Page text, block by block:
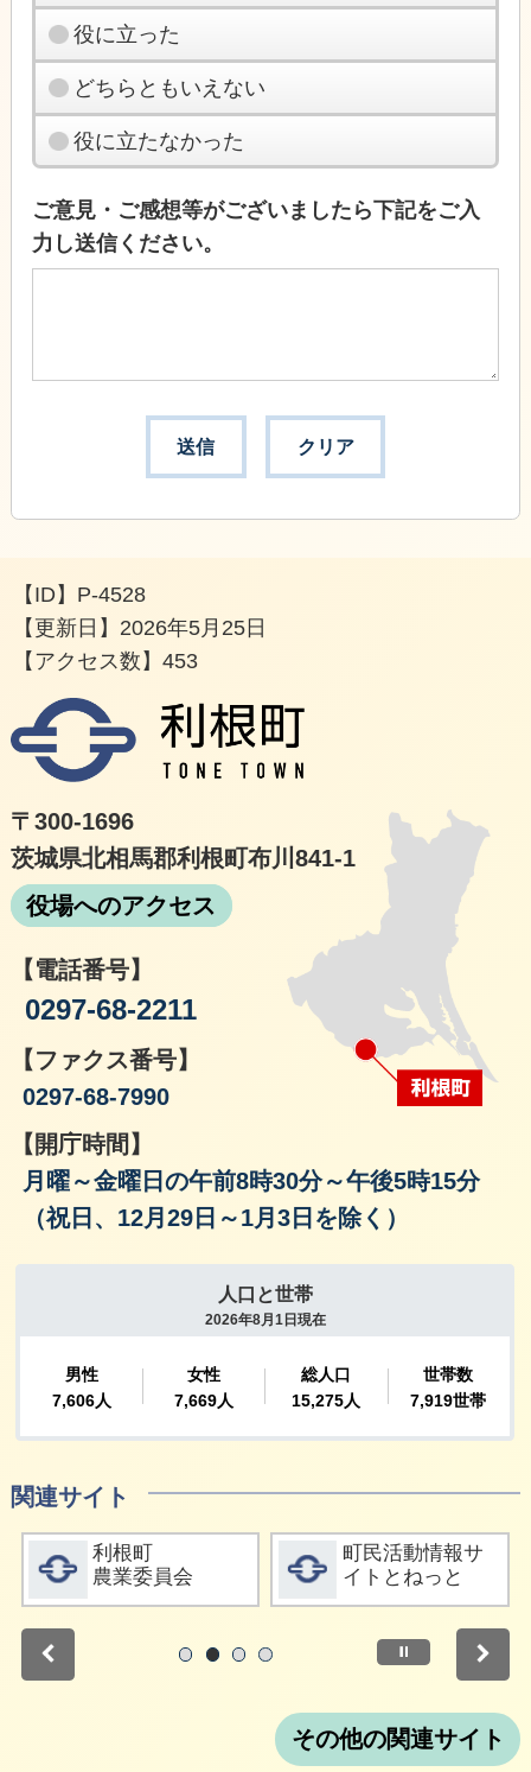
役に立った
どちらともいえない
役に立たなかった
ご意見・ご感想等がございましたら下記をご入
力し送信ください。
【ID】 P-4528
【更新日】 2026年5月25日
【アクセス数】453
〒300-1696
茨城県北相馬郡利根町布川841-1
役場へのアクセス
【電話番号】
0297-68-2211
【ファクス番号】
0297-68-7990
【開庁時間】
月曜～金曜日の午前8時30分～午後5時15分
（祝日、12月29日～1月3日を除く）
関連サイト
詳細をみる
利根町
農業委員会
詳細をみる
町民活動情報サ
イトとねっと
停止
その他の関連サイト